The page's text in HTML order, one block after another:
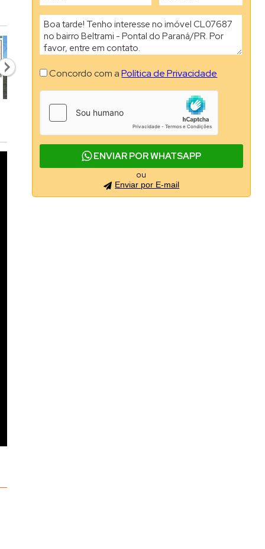
Concordo com aPolítica de Privacidade
ENVIAR POR WHATSAPP
ou
Enviar por E-mail